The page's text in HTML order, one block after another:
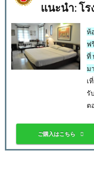
แนะนำ: โ
ห้
ฟ
ที่
ม
เ
รั
ต
ご購入はこちら